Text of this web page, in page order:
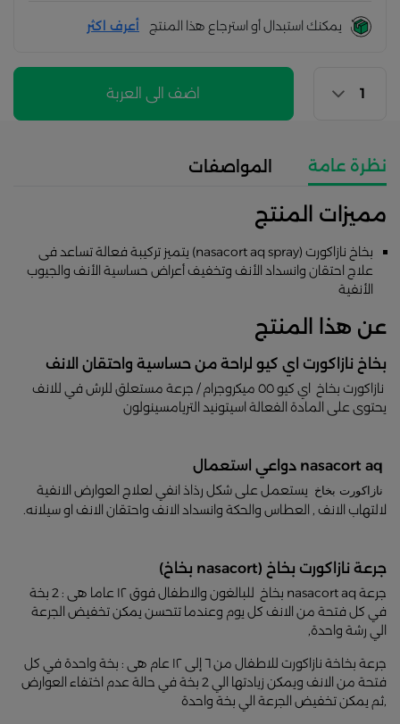
يمكنك استبدال أو استرجاع هذا المنتج أعرف اكثر
اضف الى العربة
نظرة عامة المواصفات
مميزات المنتج
بخاخ نازاكورت (nasacort aq spray) يتميز تركيبة فعالة تساعد فى
علاج احتقان وانسداد الأنف وتخفيف أعراض حساسية الأنف والجيوب
الأنفية
عن هذا المنتج
بخاخ نازاكورت اي كيو لراحة من حساسية واحتقان الانف
نازاكورت بخاخ اي كيو ٥٥ ميكروجرام / جرعة مستعلق للرش في للانف
يحتوى على المادة الفعالة اسيتونيد التريامسينولون
نازاكورت بخاخ يستعمل على شكل رذاذ انفي لعلاج العوارض الانفية
لالتهاب الانف , العطاس والحكة وانسداد الانف واحتقان الانف او سيلانه.
جرعة نازاكورت بخاخ (nasacort بخاخ)
جرعة nasacort aq بخاخ للبالغون والاطفال فوق ١٢ عاما هى : 2 بخة
في كل فتحة من الانف كل يوم وعندما تتحسن يمكن تخفيض الجرعة
الي رشة واحدة,
جرعة بخاخة نازاكورت للاطفال من ٦ إلى ١٢ عام هى : بخة واحدة في كل
فتحة من الانف ويمكن زيادتها الي 2 بخة في حالة عدم اختفاء العوارض
,ثم يمكن تخفيض الجرعة الي بخة واحدة